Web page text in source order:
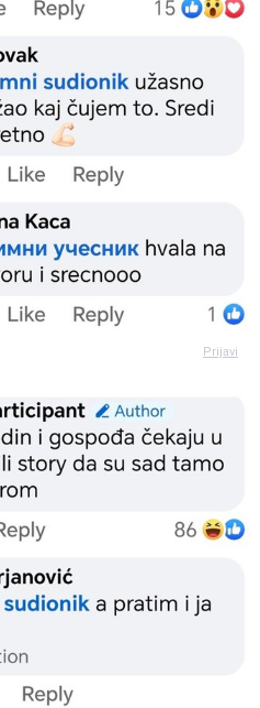
Prijavi